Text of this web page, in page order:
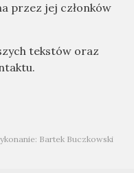
przez jej członków
tekstów oraz
Bartek Buczkowski